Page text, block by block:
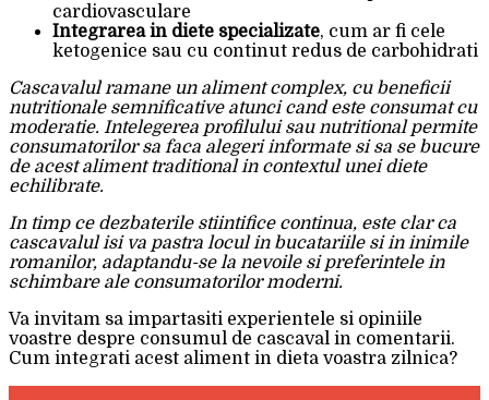
cardiovasculare
Integrarea in diete specializate, cum ar fi cele
ketogenice sau cu continut redus de carbohidrati
Cascavalul ramane un aliment complex, cu beneficii
nutritionale semnificative atunci cand este consumat cu
moderatie. Intelegerea profilului sau nutritional permite
consumatorilor sa faca alegeri informate si sa se bucure
de acest aliment traditional in contextul unei diete
echilibrate.
In timp ce dezbaterile stiintifice continua, este clar ca
cascavalul isi va pastra locul in bucatariile si in inimile
romanilor, adaptandu-se la nevoile si preferintele in
schimbare ale consumatorilor moderni.
Va invitam sa impartasiti experientele si opiniile
voastre despre consumul de cascaval in comentarii.
Cum integrati acest aliment in dieta voastra zilnica?